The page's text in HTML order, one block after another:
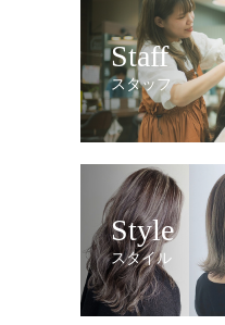
Staff
スタッフ
Style
スタイル